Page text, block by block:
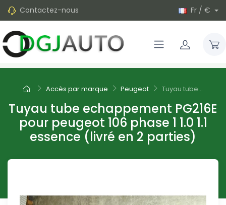
Contactez-nous Fr / €
Accès par marque Peugeot Tuyau tube...
Tuyau tube echappement PG216E
pour peugeot 106 phase 1 1.0 1.1
essence (livré en 2 parties)